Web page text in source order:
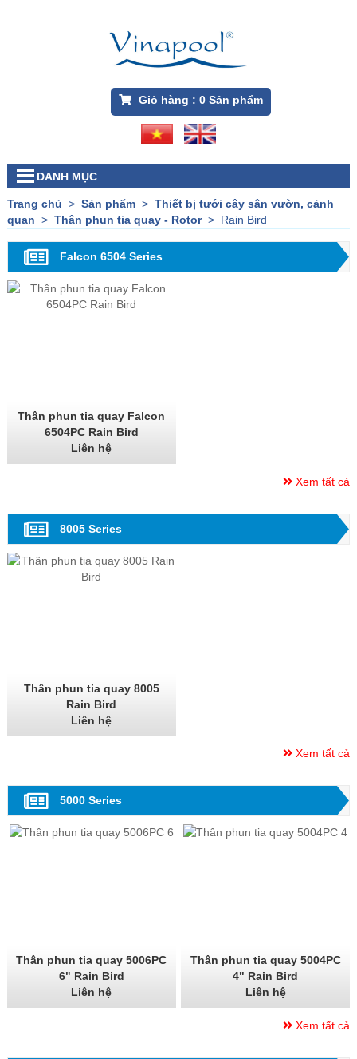
Giỏ hàng : 0Sản phẩm
DANH MỤC
Trang chủ > Sản phẩm> Thiết bị tưới cây sân vườn, cảnh
quan > Thân phun tia quay - Rotor> Rain Bird
Falcon 6504 Series
Thân phun tia quay Falcon
6504PC Rain Bird
Liên hệ
Xem tất cả
8005 Series
Thân phun tia quay 8005
Rain Bird
Liên hệ
Xem tất cả
5000 Series
Thân phun tia quay 5006PC
6" Rain Bird
Liên hệ
Thân phun tia quay 5004PC
4" Rain Bird
Liên hệ
Xem tất cả